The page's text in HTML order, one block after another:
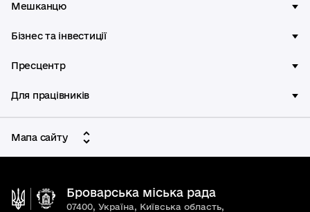
Мешканцю
Бізнес та інвестиції
Пресцентр
Для працівників
Мапа сайту
Броварська міська рада
07400, Україна, Київська область,